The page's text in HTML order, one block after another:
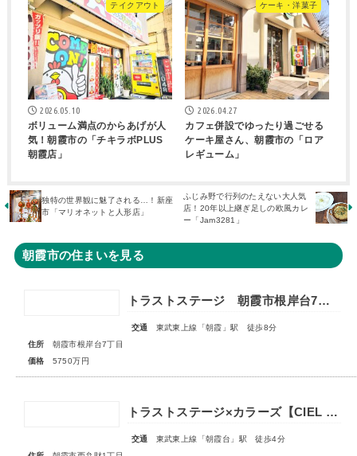
テイクアウト
2026.05.10
ボリューム満点のからあげが人
気！朝霞市の「チキラボPLUS
朝霞店」
ケーキ・洋菓子
2026.04.27
カフェ併設でゆったり過ごせる
ケーキ屋さん、朝霞市の「ロア
レギューム」
独特の世界観に魅了される…！新座
市「マリオネットと人形店」
ふじみ野で行列のたえない大人気
店！20年以上継ぎ足しの欧風カレ
ー「Jam3281」
朝霞市の住まいを見る
トラストステージ 朝霞市根岸台7丁目44期 限定1区画
交通
東武東上線「朝霞」駅 徒歩8分
住所
朝霞市根岸台7丁目
価格
5750万円
トラストステージ×カラーズ【CIEL VILLA】朝霞市西弁財1丁目2期 ★限定1棟 販売開始★
交通
東武東上線「朝霞台」駅 徒歩4分